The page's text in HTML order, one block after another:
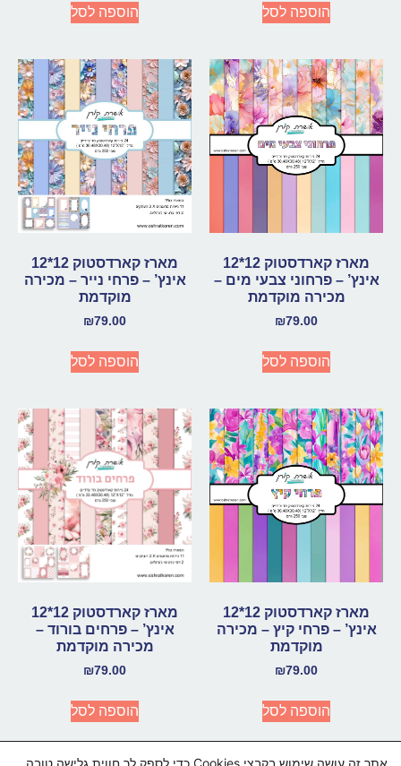
הוספה לסל הוספה לסל
מארז קארדסטוק 12*12
אינץ’ – פרחוני צבעי מים –
מכירה מוקדמת
₪79.00
הוספה לסל
מארז קארדסטוק 12*12
אינץ’ – פרחי נייר – מכירה
מוקדמת
₪79.00
הוספה לסל
מארז קארדסטוק 12*12
אינץ’ – פרחי קיץ – מכירה
מוקדמת
₪79.00
הוספה לסל
מארז קארדסטוק 12*12
אינץ’ – פרחים בורוד –
מכירה מוקדמת
₪79.00
הוספה לסל
אתר זה עושה שימוש בקבצי Cookies כדי לספק לך חווית גלישה טובה